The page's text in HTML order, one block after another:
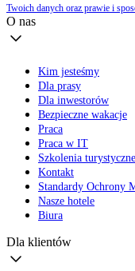
Twoich danych oraz prawie i
O nas
Kim jesteśmy
Dla prasy
Dla inwestorów
Bezpieczne wakacje
Praca
Praca w IT
Szkolenia turystyczne
Kontakt
Standardy Ochrony
Nasze hotele
Biura
Dla klientów